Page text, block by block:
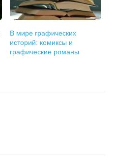
В мире графических
историй: комиксы и
графические романы